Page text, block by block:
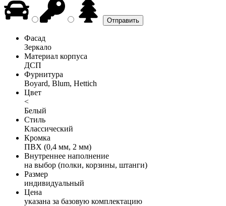
Фасад
Зеркало
Материал корпуса
ДСП
Фурнитура
Boyard, Blum, Hettich
Цвет
<
Белый
Стиль
Классический
Кромка
ПВХ (0,4 мм, 2 мм)
Внутреннее наполнение
на выбор (полки, корзины, штанги)
Размер
индивидуальный
Цена
указана за базовую комплектацию